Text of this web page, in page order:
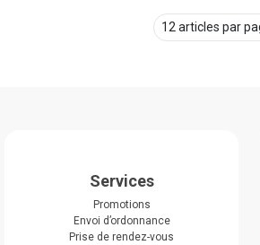
Services
Promotions
Envoi d’ordonnance
Prise de rendez-vous